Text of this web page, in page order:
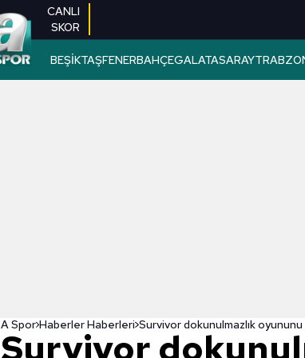
CANLI
SKOR
BEŞİKTAŞFENERBAHÇEGALATASARAY
A Spor Haberler Haberleri
Survivor